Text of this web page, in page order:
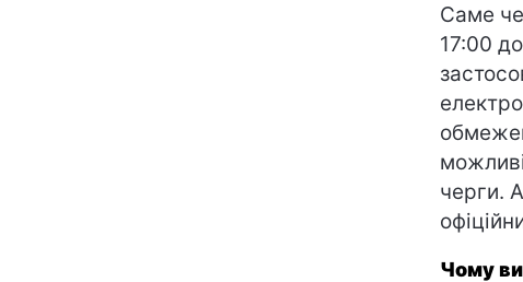
Саме
17:00
черги.
Чому